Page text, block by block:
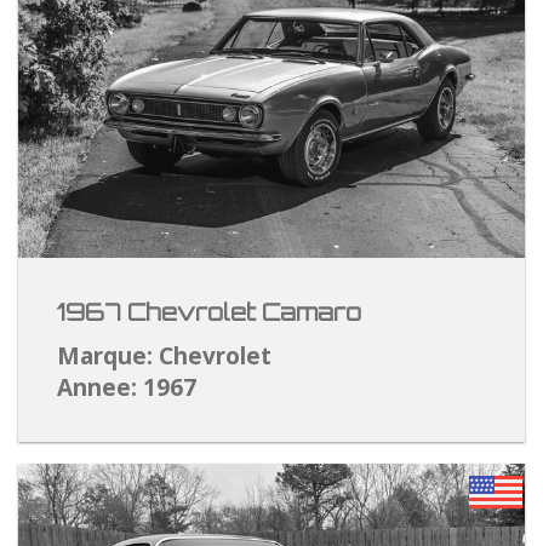
1967 Chevrolet Camaro
Marque: Chevrolet
Annee: 1967